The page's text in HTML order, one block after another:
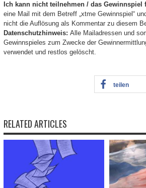
Ich kann nicht teilnehmen / das
eine Mail mit dem Betreff „xtme Gewinnspiel“
nicht die Auflösung als Kommentar zu diesem
Datenschutzhinweis: Alle Mailadressen und
Gewinnspieles zum Zwecke der
verwendet und restlos gelöscht.
teilen
RELATED ARTICLES